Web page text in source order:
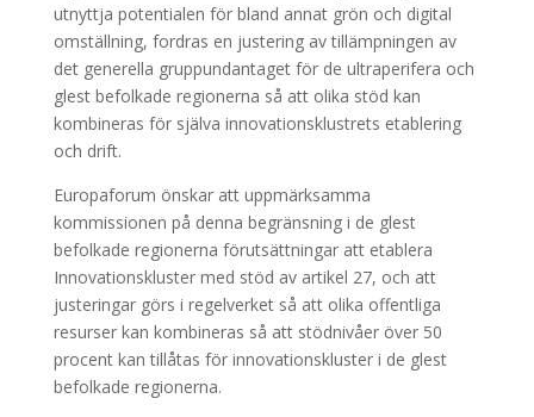
utnyttja potentialen för bland annat grön och digital
omställning, fordras en justering av tillämpningen av
det generella gruppundantaget för de ultraperifera och
glest befolkade regionerna så att olika stöd kan
kombineras för själva innovationsklustrets etablering
och drift.
Europaforum önskar att uppmärksamma
kommissionen på denna begränsning i de glest
befolkade regionerna förutsättningar att etablera
Innovationskluster med stöd av artikel 27, och att
justeringar görs i regelverket så att olika offentliga
resurser kan kombineras så att stödnivåer över 50
procent kan tillåtas för innovationskluster i de glest
befolkade regionerna.